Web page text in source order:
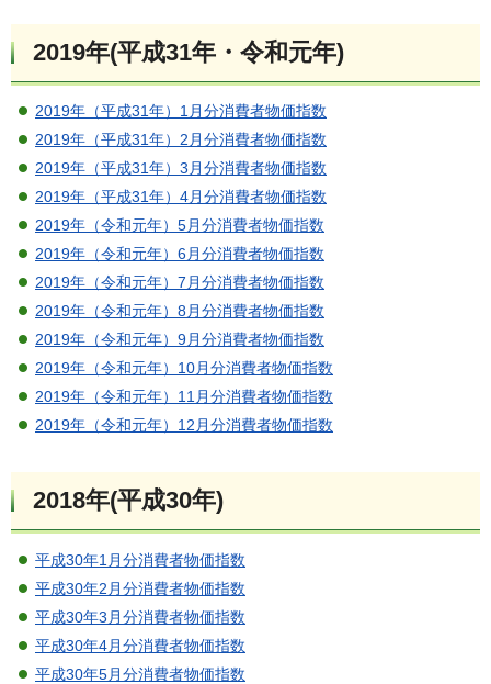
2019年(平成31年・令和元年)
2019年（平成31年）1月分消費者物価指数
2019年（平成31年）2月分消費者物価指数
2019年（平成31年）3月分消費者物価指数
2019年（平成31年）4月分消費者物価指数
2019年（令和元年）5月分消費者物価指数
2019年（令和元年）6月分消費者物価指数
2019年（令和元年）7月分消費者物価指数
2019年（令和元年）8月分消費者物価指数
2019年（令和元年）9月分消費者物価指数
2019年（令和元年）10月分消費者物価指数
2019年（令和元年）11月分消費者物価指数
2019年（令和元年）12月分消費者物価指数
2018年(平成30年)
平成30年1月分消費者物価指数
平成30年2月分消費者物価指数
平成30年3月分消費者物価指数
平成30年4月分消費者物価指数
平成30年5月分消費者物価指数